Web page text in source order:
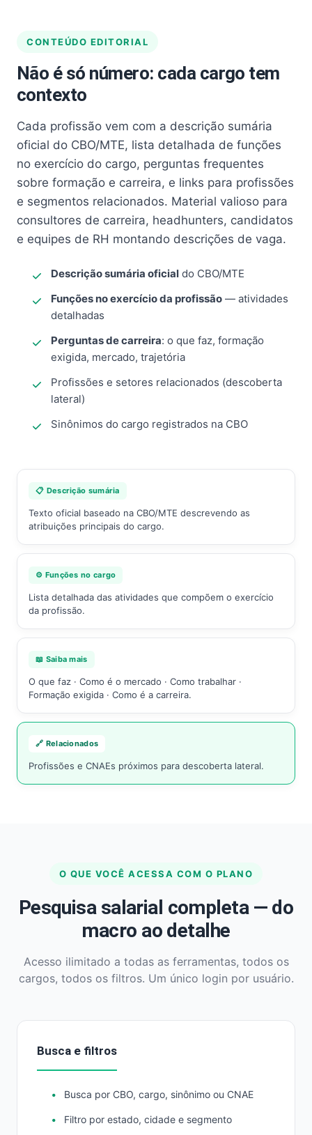
CONTEÚDO EDITORIAL
Não é só número: cada cargo tem
contexto
Cada profissão vem com a descrição sumária
oficial do CBO/MTE, lista detalhada de funções
no exercício do cargo, perguntas frequentes
sobre formação e carreira, e links para profissões
e segmentos relacionados. Material valioso para
consultores de carreira, headhunters, candidatos
e equipes de RH montando descrições de vaga.
Descrição sumária oficial do CBO/MTE
Funções no exercício da profissão — atividades
detalhadas
Perguntas de carreira: o que faz, formação
exigida, mercado, trajetória
Profissões e setores relacionados (descoberta
lateral)
Sinônimos do cargo registrados na CBO
📋 Descrição sumária
Texto oficial baseado na CBO/MTE descrevendo as
atribuições principais do cargo.
⚙️ Funções no cargo
Lista detalhada das atividades que compõem o exercício
da profissão.
📖 Saiba mais
O que faz · Como é o mercado · Como trabalhar ·
Formação exigida · Como é a carreira.
🔗 Relacionados
Profissões e CNAEs próximos para descoberta lateral.
O QUE VOCÊ ACESSA COM O PLANO
Pesquisa salarial completa — do
macro ao detalhe
Acesso ilimitado a todas as ferramentas, todos os
cargos, todos os filtros. Um único login por usuário.
Busca e filtros
Busca por CBO, cargo, sinônimo ou CNAE
Filtro por estado, cidade e segmento